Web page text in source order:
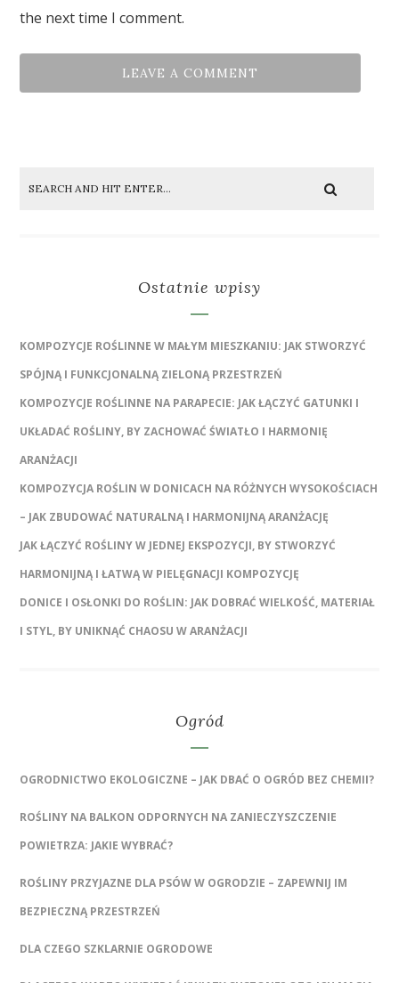
the next time I comment.
Ostatnie wpisy
KOMPOZYCJE ROŚLINNE W MAŁYM MIESZKANIU: JAK STWORZYĆ
SPÓJNĄ I FUNKCJONALNĄ ZIELONĄ PRZESTRZEŃ
KOMPOZYCJE ROŚLINNE NA PARAPECIE: JAK ŁĄCZYĆ GATUNKI I
UKŁADAĆ ROŚLINY, BY ZACHOWAĆ ŚWIATŁO I HARMONIĘ
ARANŻACJI
KOMPOZYCJA ROŚLIN W DONICACH NA RÓŻNYCH WYSOKOŚCIACH
– JAK ZBUDOWAĆ NATURALNĄ I HARMONIJNĄ ARANŻACJĘ
JAK ŁĄCZYĆ ROŚLINY W JEDNEJ EKSPOZYCJI, BY STWORZYĆ
HARMONIJNĄ I ŁATWĄ W PIELĘGNACJI KOMPOZYCJĘ
DONICE I OSŁONKI DO ROŚLIN: JAK DOBRAĆ WIELKOŚĆ, MATERIAŁ
I STYL, BY UNIKNĄĆ CHAOSU W ARANŻACJI
Ogród
OGRODNICTWO EKOLOGICZNE – JAK DBAĆ O OGRÓD BEZ CHEMII?
ROŚLINY NA BALKON ODPORNYCH NA ZANIECZYSZCZENIE
POWIETRZA: JAKIE WYBRAĆ?
ROŚLINY PRZYJAZNE DLA PSÓW W OGRODZIE – ZAPEWNIJ IM
BEZPIECZNĄ PRZESTRZEŃ
DLA CZEGO SZKLARNIE OGRODOWE